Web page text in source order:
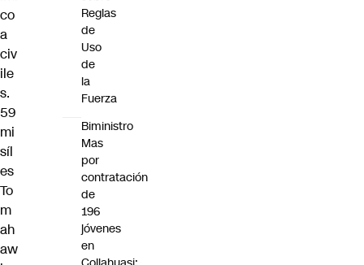
co
a
civ
ile
s.
59
mi
síl
es
To
m
ah
aw
Reglas
de
Uso
de
la
Fuerza
Biministro
Mas
por
contratación
de
196
jóvenes
en